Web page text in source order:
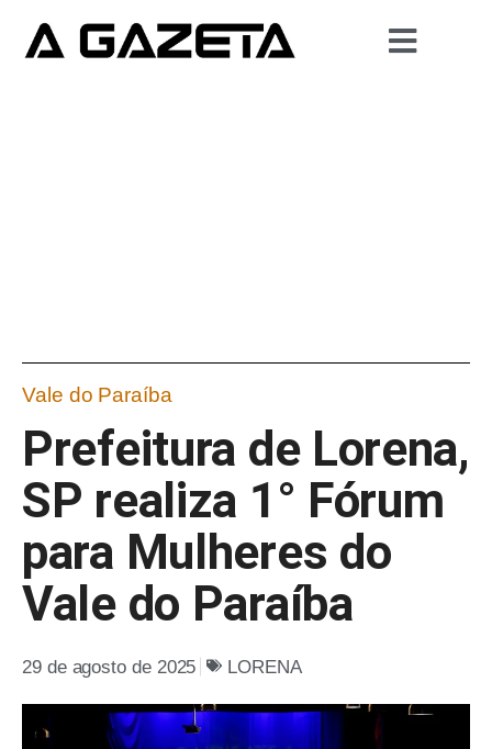
Vale do Paraíba
Prefeitura de Lorena,
SP realiza 1° Fórum
para Mulheres do
Vale do Paraíba
29 de agosto de 2025 LORENA